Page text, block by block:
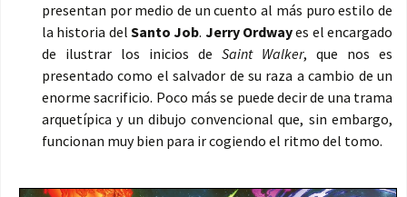
presentan por medio de un cuento al más puro estilo de
la historia del Santo Job. Jerry Ordwayes el encargado
de ilustrar los inicios de Saint Walker, que nos es
presentado como el salvador de su raza a cambio de un
enorme sacrificio. Poco más se puede decir de una trama
arquetípica y un dibujo convencional que, sin embargo,
funcionan muy bien para ir cogiendo el ritmo del tomo.